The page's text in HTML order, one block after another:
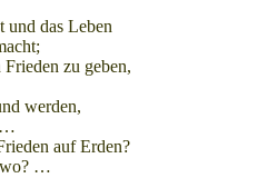
und das Leben
zu geben,
werden,
…
auf Erden?
wo? …